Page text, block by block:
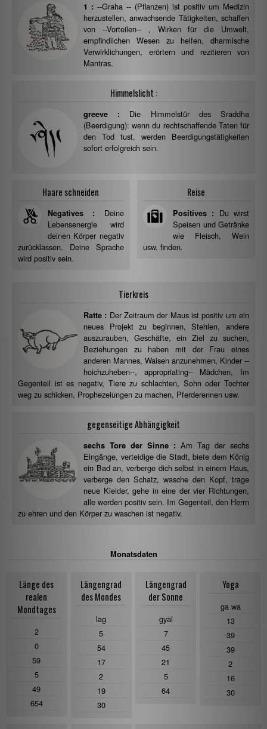
1 : --Graha -- (Pflanzen) ist positiv um Medizin
herzustellen, anwachsende Tätigkeiten, schaffen
von --Vorteilen-- , Wirken für die Umwelt,
empfindlichen Wesen zu helfen, dharmische
Verwirklichungen, erörtern und rezitieren von
Mantras.
Himmelslicht :
greeve : Die Himmelstür des Sraddha
(Beerdigung): wenn du rechtschaffende Taten für
den Tod tust, werden Beerdigungstätigkeiten
sofort erfolgreich sein.
Haare schneiden
Negatives :
Deine
Lebensenergie wird
deinen Körper negativ
zurücklassen. Deine Sprache
wird positiv sein.
Reise
Positives :
Du wirst
Speisen und Getränke
wie Fleisch, Wein
usw. finden.
Tierkreis
Ratte : Der Zeitraum der Maus ist positiv um ein
neues Projekt zu beginnen, Stehlen, andere
auszurauben, Geschäfte, ein Ziel zu suchen,
Beziehungen zu haben mit der Frau eines
anderen Mannes, Waisen anzunehmen, Kinder --
hoichzuheben--, appropriating-- Mädchen, Im
Gegenteil ist es negativ, Tiere zu schlachten, Sohn oder Tochter
weg zu schicken, Prophezeiungen zu machen, Pferderennen usw.
gegenseitige Abhängigkeit
sechs Tore der Sinne : Am Tag der sechs
Eingänge, verteidige die Stadt, biete dem König
ein Bad an, verberge dich selbst in einem Haus,
verberge den Schatz, wasche den Kopf, trage
neue Kleider, gehe in eine der vier Richtungen,
alle werden positiv sein. Im Gegenteil, den Herrn
zu ehren und den Körper zu waschen ist negativ.
Monatsdaten
Länge des
realen
Mondtages
2
0
59
5
49
654
Längengrad
des Mondes
lag
5
54
17
2
19
30
Längengrad
der Sonne
gyal
7
45
21
5
64
Yoga
ga wa
13
39
39
2
16
30